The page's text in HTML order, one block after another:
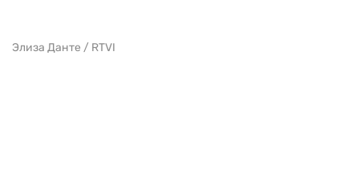
Элиза Данте / RTVI